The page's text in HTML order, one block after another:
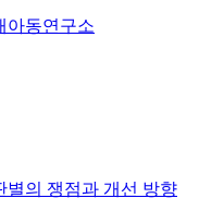
아동연구소
별의 쟁점과 개선 방향